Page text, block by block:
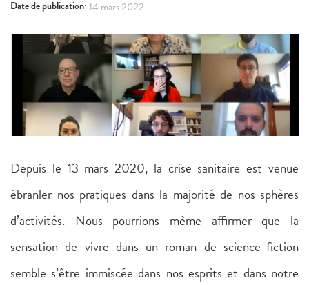
Date de publication:14 mars 2022
Depuis le 13 mars 2020, la crise sanitaire est venue
ébranler nos pratiques dans la majorité de nos sphères
d’activités. Nous pourrions même affirmer que la
sensation de vivre dans un roman de science-fiction
semble s’être immiscée dans nos esprits et dans notre